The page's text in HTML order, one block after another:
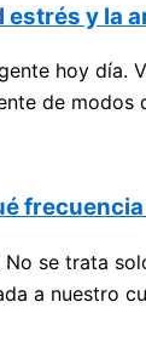
y la
hoy
de
se trata
a nuestro